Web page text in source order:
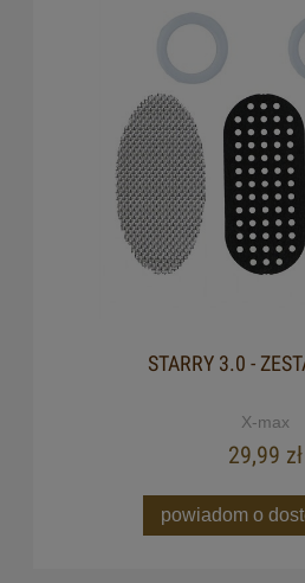
STARRY 3.0 -
X-max
29,99 zł
powiadom o